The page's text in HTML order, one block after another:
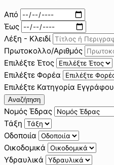
Από
Έως
Λέξη - Κλειδί
Πρωτοκολλο/Αριθμός
Επιλέξτε Έτος
Επιλέξτε Φορέα
Επιλέξτε Κατηγορία Εγγράφου
Αναζήτηση
Νομός Έδρας
Τάξη
Οδοποιία
Οικοδομικά
Υδραυλικά